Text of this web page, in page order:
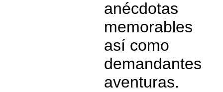
anécdotas
memorables
así como
demandantes
aventuras.